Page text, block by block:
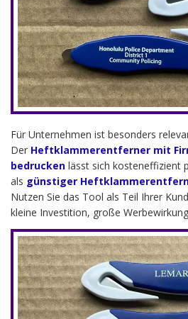
Für Unternehmen ist besonders
Der Heftklammerentferner mit
bedrucken lässt sich kosteneffizient
als günstiger
Nutzen Sie das Tool als Teil Ihrer
kleine Investition, große